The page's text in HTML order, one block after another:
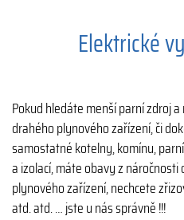
Elektrické
Pokud hledáte menší parní zdroj
drahého plynového zařízení, či
samostatné kotelny, komínu,
a izolací, máte obavy z
plynového zařízení, nechcete
atd. atd. … jste u nás správně !!!